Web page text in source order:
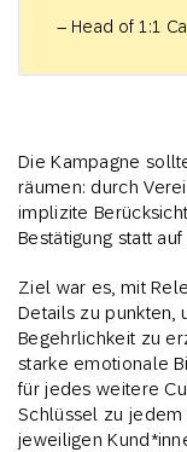
– Head of 1:1
Die Kampagne
räumen: durch
implizite
Bestätigung statt
Ziel war es, mit
Details zu punkten,
Begehrlichkeit zu
starke emotionale
für jedes weitere
Schlüssel zu
jeweiligen